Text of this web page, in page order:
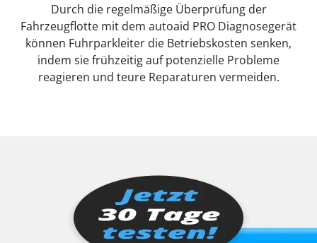
Durch die regelmäßige Überprüfung der
Fahrzeugflotte mit dem autoaid PRO Diagnosegerät
können Fuhrparkleiter die Betriebskosten senken,
indem sie frühzeitig auf potenzielle Probleme
reagieren und teure Reparaturen vermeiden.